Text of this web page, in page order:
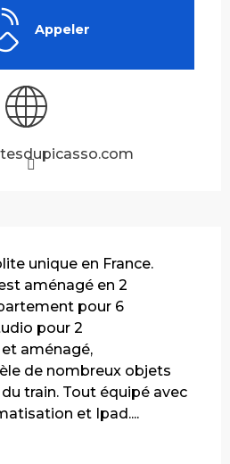
Appeler
unique en France.
aménagé en 2
pour 6
pour 2
aménagé,
de nombreux objets
train. Tout équipé avec
et Ipad....